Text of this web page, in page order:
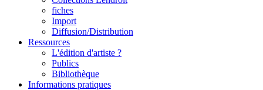
fiches
Import
Diffusion/Distribution
Ressources
L'édition d'artiste ?
Publics
Bibliothèque
Informations pratiques